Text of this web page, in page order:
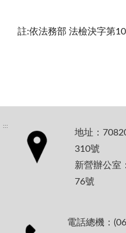
註:依法務部 法檢決字第
:::
地址：
310號
新營辦公室
76號
電話總機：